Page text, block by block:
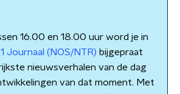
16.00 en 18.00 uur word je in
Journaal (NOS/NTR) bijgepraat
nieuwsverhalen van de dag
van dat moment. Met